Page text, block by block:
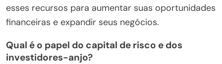
esses recursos para aumentar suas oportunidades
financeiras e expandir seus negócios.
Qual é o papel do capital de risco e dos
investidores-anjo?